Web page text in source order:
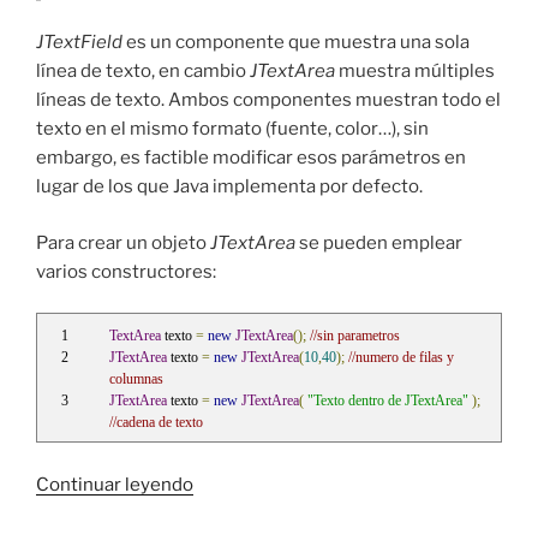
JTextFieldes un componente que muestra una sola
línea de texto, en cambioJTextArea muestra múltiples
líneas de texto. Ambos componentes muestran todo el
texto en el mismo formato (fuente, color…), sin
embargo, es factible modificar esos parámetros en
lugar de los que Java implementa por defecto.
Para crear un objetoJTextArease pueden emplear
varios constructores:
TextArea texto = new JTextArea(); //sin parametros
JTextArea texto = new JTextArea(10,40); //numero de filas y
columnas
JTextArea texto = new JTextArea( "Texto dentro de JTextArea" );
//cadena de texto
Continuar leyendo«JTextArea